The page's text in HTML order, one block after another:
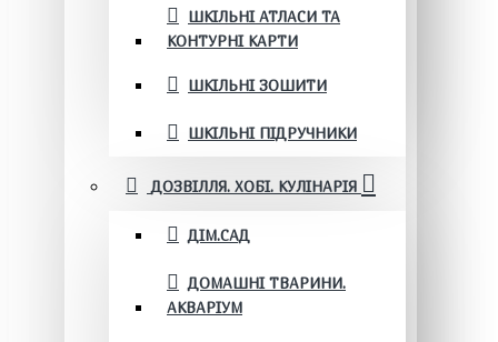
ШКІЛЬНІ АТЛАСИ ТА
КОНТУРНІ КАРТИ
ШКІЛЬНІ ЗОШИТИ
ШКІЛЬНІ ПІДРУЧНИКИ
ДОЗВІЛЛЯ. ХОБІ. КУЛІНАРІЯ
ДІМ.САД
ДОМАШНІ ТВАРИНИ.
АКВАРІУМ